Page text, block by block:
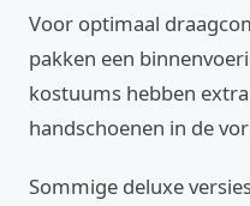
Voor optimaal
pakken een
kostuums hebben
handschoenen in de
Sommige deluxe